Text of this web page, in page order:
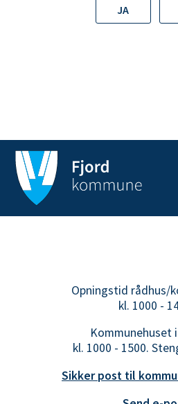
JA
Opningstid rådhus/
kl. 1000 -
Kommunehuset
kl. 1000 - 1500.
Sikker post til